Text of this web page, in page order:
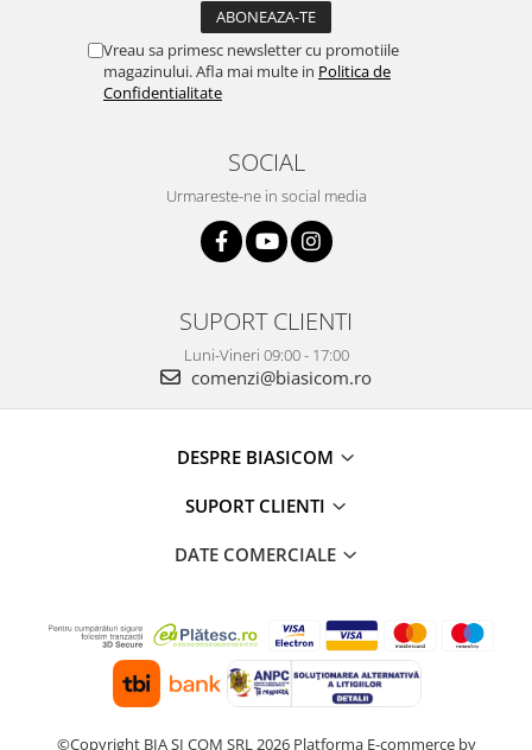
Vreau sa primesc newsletter cu promotiile
magazinului. Afla mai multe in Politica de
Confidentialitate
SOCIAL
Urmareste-ne in social media
SUPORT CLIENTI
Luni-Vineri 09:00 - 17:00
comenzi@biasicom.ro
DESPRE BIASICOM
SUPORT CLIENTI
DATE COMERCIALE
©Copyright BIA SI COM SRL 2026 Platforma E-commerce by